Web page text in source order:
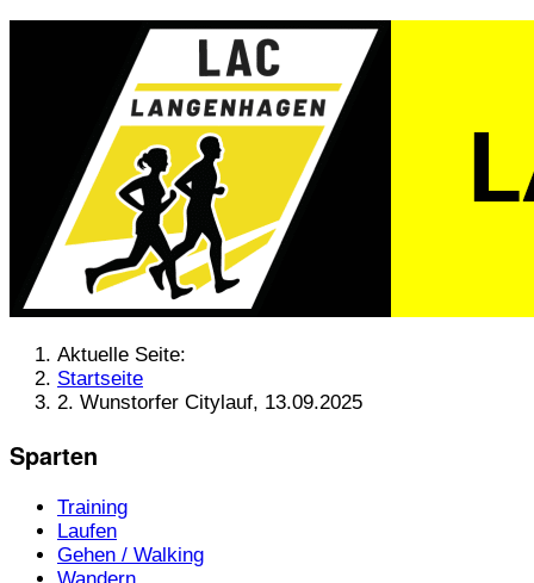
Aktuelle Seite:
Startseite
2. Wunstorfer Citylauf, 13.09.2025
Sparten
Training
Laufen
Gehen / Walking
Wandern